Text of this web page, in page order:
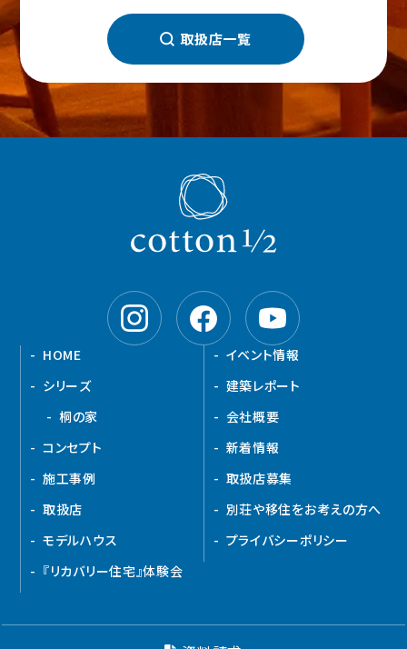
取扱店一覧
HOME
シリーズ
桐の家
コンセプト
施工事例
取扱店
モデルハウス
『リカバリー住宅』体験会
イベント情報
建築レポート
会社概要
新着情報
取扱店募集
別荘や移住をお考えの方へ
プライバシーポリシー